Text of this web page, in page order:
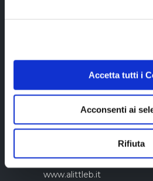
Accetta tutti i
Acconsenti ai
Rifiuta
Azienda con sistema di
UNI EN ISO 9001:2015
www.alittleb.it